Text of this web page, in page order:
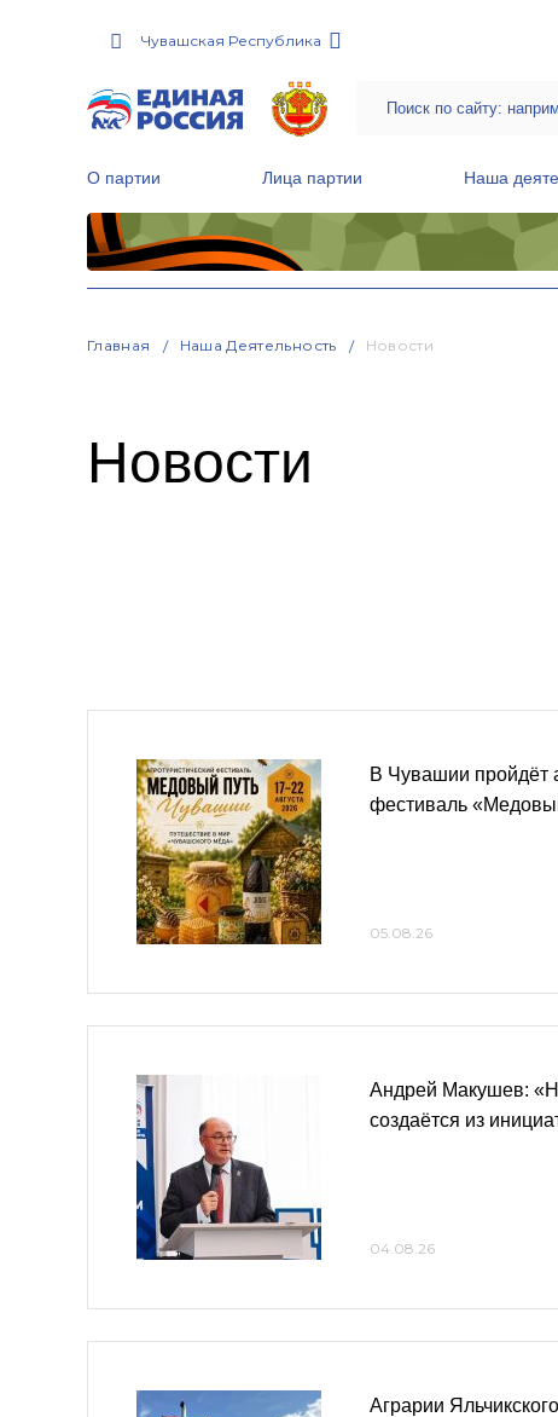
Чувашская Республика
О партии Лица партии Наша
Главная Наша Деятельность Новости
Новости
В Чувашии пройдёт
фестиваль
05.08.26
Андрей Макушев:
создаётся из
04.08.26
Аграрии